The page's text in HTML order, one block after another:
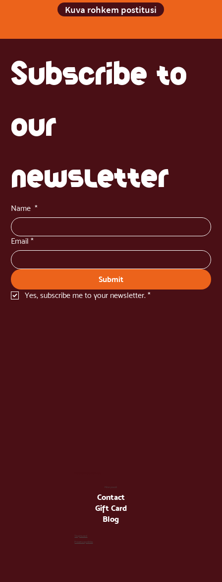
Kuva rohkem postitusi
Subscribe to
our
newsletter
Name *
Email *
Submit
Yes, subscribe me to your newsletter. *
Mine poodi
Contact
Gift Card
Blog
Tingimused
Privaatsuspoliitika